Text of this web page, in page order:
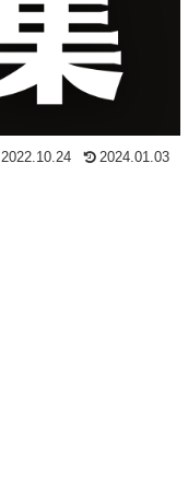
2022.10.24 2024.01.03